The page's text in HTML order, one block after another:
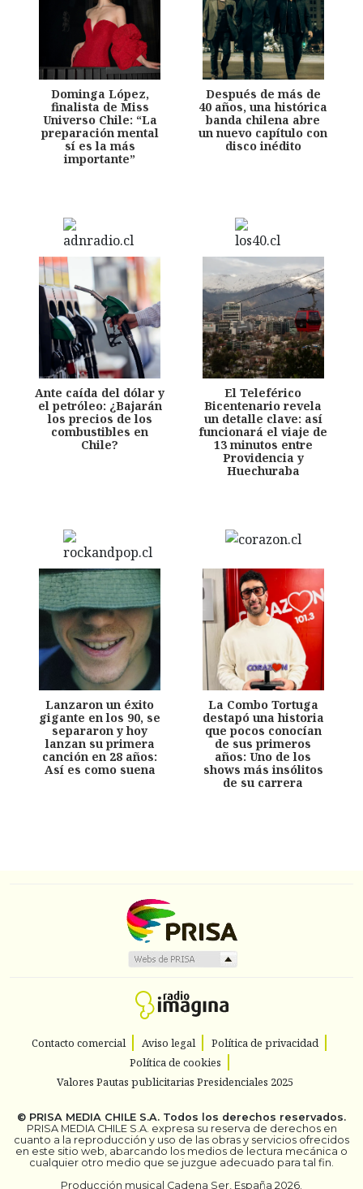
Dominga López,
finalista de Miss
Universo Chile: “La
preparación mental
sí es la más
importante”
Después de más de
40 años, una histórica
banda chilena abre
un nuevo capítulo con
disco inédito
Ante caída del dólar y
el petróleo: ¿Bajarán
los precios de los
combustibles en
Chile?
El Teleférico
Bicentenario revela
un detalle clave: así
funcionará el viaje de
13 minutos entre
Providencia y
Huechuraba
Lanzaron un éxito
gigante en los 90, se
separaron y hoy
lanzan su primera
canción en 28 años:
Así es como suena
La Combo Tortuga
destapó una historia
que pocos conocían
de sus primeros
años: Uno de los
shows más insólitos
de su carrera
Contacto comercial Aviso legal
Política de privacidad
Política de cookies
Valores Pautas publicitarias Presidenciales 2025
© PRISA MEDIA CHILE S.A. Todos los derechos reservados.
PRISA MEDIA CHILE S.A. expresa su reserva de derechos en
cuanto a la reproducción y uso de las obras y servicios ofrecidos
en este sitio web, abarcando los medios de lectura mecánica o
cualquier otro medio que se juzgue adecuado para tal fin.
Producción musical Cadena Ser, España 2026.